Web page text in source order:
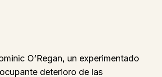
O’Regan, un experimentado
deterioro de las